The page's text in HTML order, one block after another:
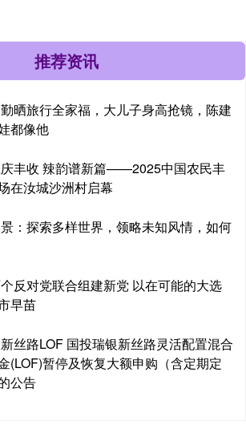
推荐资讯
晒旅行全家福，大儿子身高抢镜，陈建
都像他
丰收 辣韵谱新篇——2025中国农民丰
在汝城沙洲村启幕
：探索多样世界，领略未知风情，如何
反对党联合组建新党 以在可能的大选
早苗
丝路LOF 国投瑞银新丝路灵活配置混合
(LOF)暂停及恢复大额申购（含定期定
公告